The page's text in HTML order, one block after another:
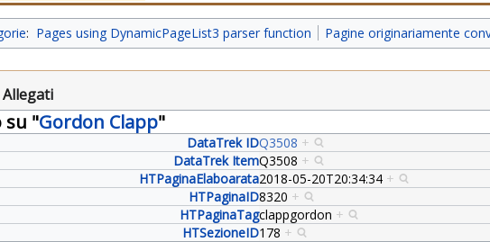
: Pages using DynamicPageList3 parser function Pagine originariamente
Allegati
su "Gordon Clapp"
DataTrek IDQ3508 +
DataTrek ItemQ3508 +
HTPaginaElaboarata2018-05-20T20:34:34 +
HTPaginaID8320 +
HTPaginaTagclappgordon +
HTSezioneID178 +